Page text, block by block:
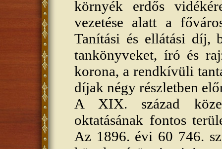
környék erdős
vezetése alatt a
Tanítási és ellátási díj,
tankönyveket, író és
korona, a rendkívüli
díjak négy részletben
A XIX. század
oktatásának fontos
Az 1896. évi 60 746.